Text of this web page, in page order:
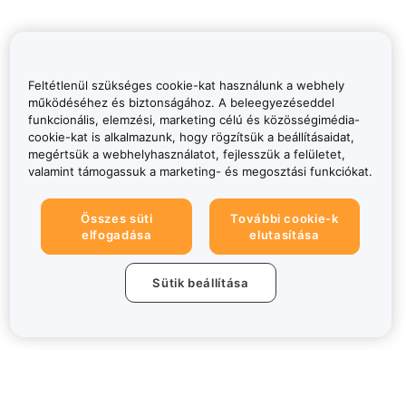
Feltétlenül szükséges cookie-kat használunk a webhely
működéséhez és biztonságához. A beleegyezéseddel
funkcionális, elemzési, marketing célú és közösségimédia-
cookie-kat is alkalmazunk, hogy rögzítsük a beállításaidat,
megértsük a webhelyhasználatot, fejlesszük a felületet,
valamint támogassuk a marketing- és megosztási funkciókat.
Összes süti
elfogadása
További cookie-k
elutasítása
Sütik beállítása